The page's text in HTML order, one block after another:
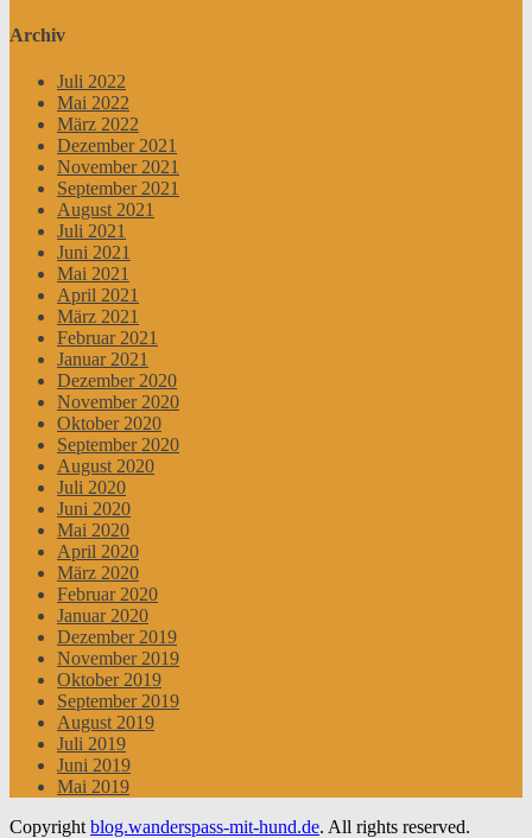
Archiv
Juli 2022
Mai 2022
März 2022
Dezember 2021
November 2021
September 2021
August 2021
Juli 2021
Juni 2021
Mai 2021
April 2021
März 2021
Februar 2021
Januar 2021
Dezember 2020
November 2020
Oktober 2020
September 2020
August 2020
Juli 2020
Juni 2020
Mai 2020
April 2020
März 2020
Februar 2020
Januar 2020
Dezember 2019
November 2019
Oktober 2019
September 2019
August 2019
Juli 2019
Juni 2019
Mai 2019
Copyright blog.wanderspass-mit-hund.de. All rights reserved.